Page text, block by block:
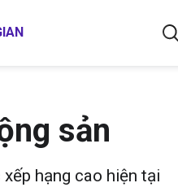
sản
hạng cao hiện tại